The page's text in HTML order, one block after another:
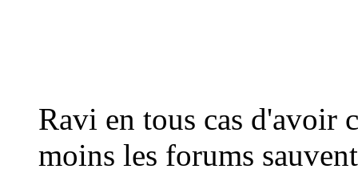
Ravi en tous cas d'avoir
moins les forums